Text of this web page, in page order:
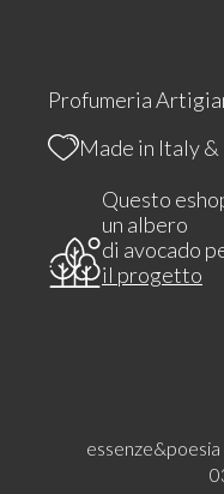
Profumeria
Made in Italy &
Questo
un albero
di avocado
il progetto
essenze&poesia